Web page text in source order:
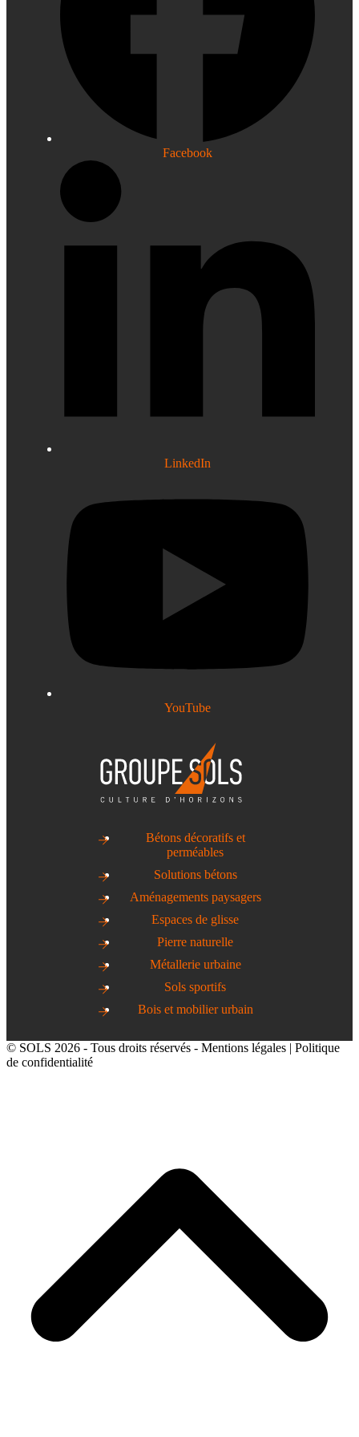
Facebook
LinkedIn
YouTube
Bétons décoratifs et
perméables
Solutions bétons
Aménagements paysagers
Espaces de glisse
Pierre naturelle
Métallerie urbaine
Sols sportifs
Bois et mobilier urbain
© SOLS 2026 - Tous droits réservés - Mentions légales | Politique
de confidentialité